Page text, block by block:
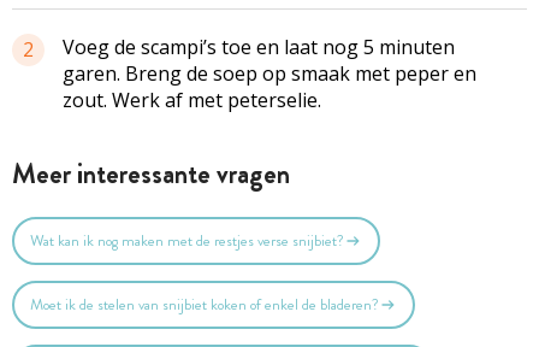
2
Voeg de scampi’s toe en laat nog 5 minuten
garen. Breng de soep op smaak met peper en
zout. Werk af met peterselie.
Meer interessante vragen
Wat kan ik nog maken met de restjes verse snijbiet?
Moet ik de stelen van snijbiet koken of enkel de bladeren?